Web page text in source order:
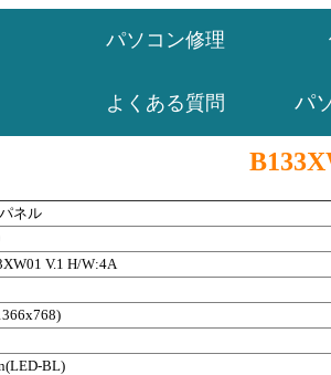
パソコン修理
よくある質問 パ
ネル
V.1 H/W:4A
BL)